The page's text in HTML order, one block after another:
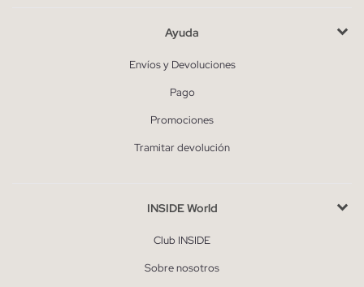
Ayuda
Envíos y Devoluciones
Pago
Promociones
Tramitar devolución
INSIDE World
Club INSIDE
Sobre nosotros